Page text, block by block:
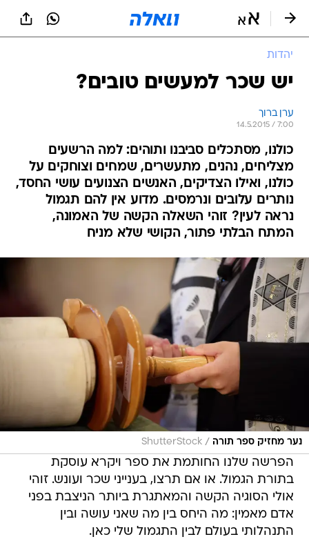
יהדות
יש שכר למעשים טובים?
ערן ברוך
14.5.2015 / 7:00
כולנו, מסתכלים סביבנו ותוהים: למה הרשעים
מצליחים, נהנים, מתעשרים, שמחים וצוחקים על
כולנו, ואילו הצדיקים, האנשים הצנועים עושי החסד,
נותרים עלובים ונרמסים. מדוע אין להם תגמול
נראה לעין? זוהי השאלה הקשה של האמונה,
המתח הבלתי פתור, הקושי שלא מניח
נער מחזיק ספר תורה /
ShutterStock
הפרשה שלנו החותמת את ספר ויקרא עוסקת
בתורת הגמול. או אם תרצו, בענייני שכר ועונש. זוהי
אולי הסוגיה הקשה והמאתגרת ביותר הניצבת בפני
אדם מאמין: מה היחס בין מה שאני עושה ובין
התנהלותי בעולם לבין התגמול שלי כאן.